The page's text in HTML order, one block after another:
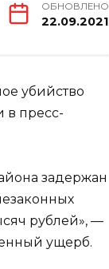
ОБНОВЛЕНО
22.09.2021
убийство
в пресс-
задержан
рублей», —
ущерб.